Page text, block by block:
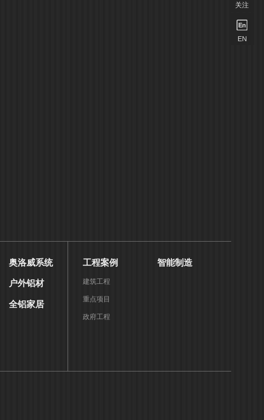
奥洛威系统
户外铝材
全铝家居
工程案例
建筑工程
重点项目
政府工程
智能制造
关注
EN